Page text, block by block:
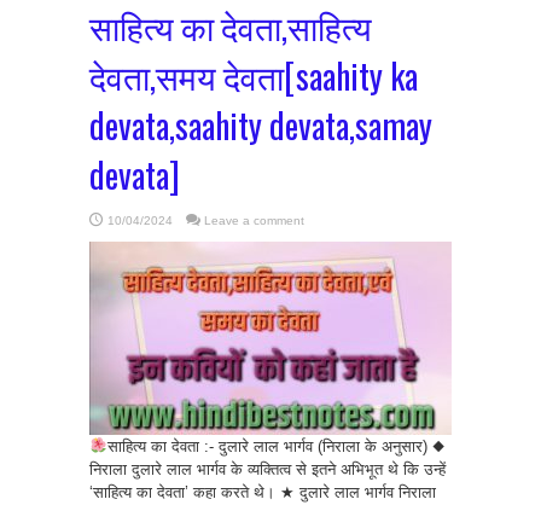
साहित्य का देवता,साहित्य
देवता,समय देवता[saahity ka
devata,saahity devata,samay
devata]
10/04/2024 Leave a comment
साहित्य का देवता :- दुलारे लाल भार्गव (निराला के अनुसार) ◆
निराला दुलारे लाल भार्गव के व्यक्तित्व से इतने अभिभूत थे कि उन्हें
‘साहित्य का देवता’ कहा करते थे। ★ दुलारे लाल भार्गव निराला